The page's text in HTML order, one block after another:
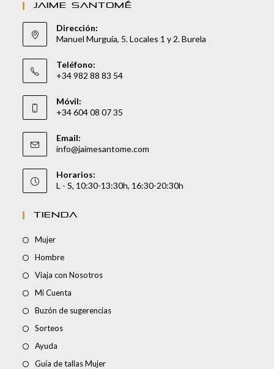
JAIME SANTOMÉ
Dirección:
Manuel Murguía, 5. Locales 1 y 2. Burela
Teléfono:
+34 982 88 83 54
Móvil:
+34 604 08 07 35
Email:
info@jaimesantome.com
Horarios:
L - S, 10:30-13:30h, 16:30-20:30h
TIENDA
Mujer
Hombre
Viaja con Nosotros
Mi Cuenta
Buzón de sugerencias
Sorteos
Ayuda
Guía de tallas Mujer